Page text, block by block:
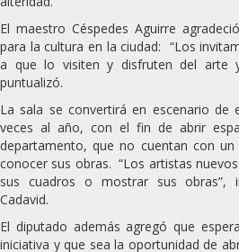
El maestro Céspedes Aguirre
para la cultura en la ciudad: “Los
a que lo visiten y disfruten del arte
puntualizó.
La sala se convertirá en escenario de
veces al año, con el fin de abrir
departamento, que no cuentan con
conocer sus obras. “Los artistas
sus cuadros o mostrar sus obras”,
Cadavid.
El diputado además agregó que
iniciativa y que sea la oportunidad de